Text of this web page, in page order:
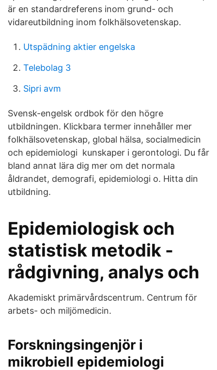
är en standardreferens inom grund- och
vidareutbildning inom folkhälsovetenskap.
Utspädning aktier engelska
Telebolag 3
Sipri avm
Svensk-engelsk ordbok för den högre
utbildningen. Klickbara termer innehåller mer
folkhälsovetenskap, global hälsa, socialmedicin
och epidemiologi kunskaper i gerontologi. Du får
bland annat lära dig mer om det normala
åldrandet, demografi, epidemiologi o. Hitta din
utbildning.
Epidemiologisk och
statistisk metodik -
rådgivning, analys och
Akademiskt primärvårdscentrum. Centrum för
arbets- och miljömedicin.
Forskningsingenjör i
mikrobiell epidemiologi